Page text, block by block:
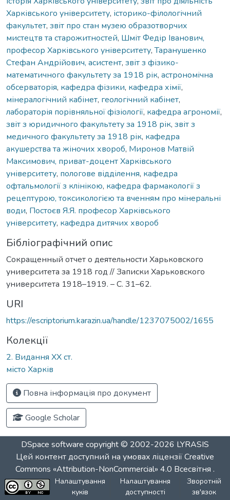
Харківського університету, історико-філологічний
факультет, звіт про стан музею образотворчих
мистецтв та старожитностей, Шміт Федір Іванович,
професор Харківського університету,Таранушенко
Стефан Андрійович, асистент, звіт з фізико-
математичного факультету за 1918 рік, астрономічна
обсерваторія, кафедра фізики, кафедра хімії,
мінералогічний кабінет, геологічний кабінет,
лабораторія порівняльної фізіології, кафедра агрономії,
звіт з юридичного факультету за 1918 рік, звіт з
медичного факультету за 1918 рік, кафедра
акушерства та жіночих хвороб, Миронов Матвій
Максимович, приват-доцент Харківського
університету, пологове відділення, кафедра
офтальмології з клінікою, кафедра фармакології з
рецептурою, токсикологією та вченням про мінеральні
води, Постоєв Я.Я. професор Харківського
університету, кафедра дитячих хвороб
Бібліографічний опис
Сокращенный отчет о деятельности Харьковского
университета за 1918 год // Записки Харьковского
университета 1918–1919. – С. 31–62.
URI
https://escriptorium.karazin.ua/handle/1237075002/1655
Колекції
2. Видання ХХ ст.
місто Харків
Повна інформація про документ
Google Scholar
DSpace software copyright © 2002-2026 LYRASIS
Цей контент доступний на умовах ліцензіїCreative
Commons «Attribution-NonCommercial» 4.0 Всесвітня .
Налаштування
куків
Налаштування
доступності
Зворотній
зв'язок